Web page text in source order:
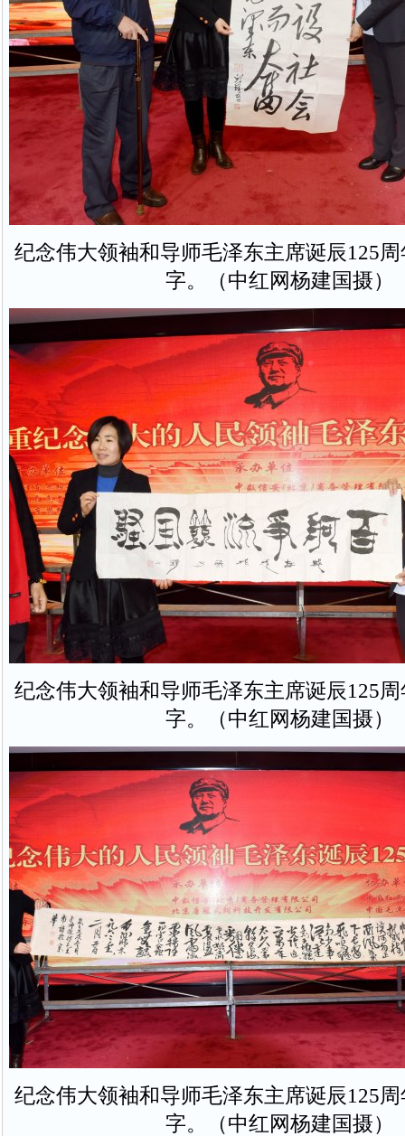
纪念伟大领袖和导师毛泽东主席诞辰125
字。（中红网杨建国摄）
纪念伟大领袖和导师毛泽东主席诞辰125
字。（中红网杨建国摄）
纪念伟大领袖和导师毛泽东主席诞辰125
字。（中红网杨建国摄）